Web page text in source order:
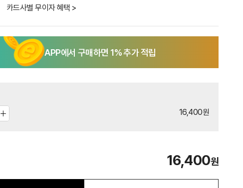
카드사별 무이자 혜택 >
APP에서 구매하면 1% 추가 적립
16,400원
16,400원